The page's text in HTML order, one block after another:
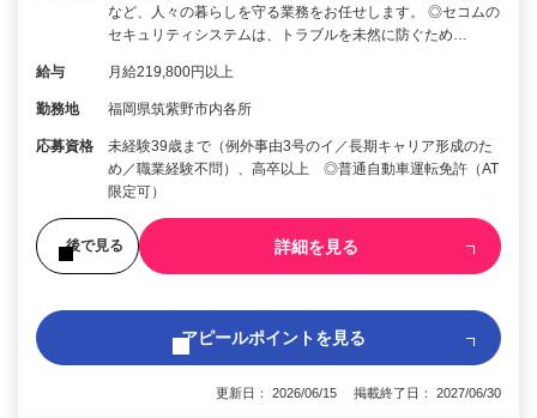
など、人々の暮らしを守る業務をお任せします。 ◎セコムの
セキュリティシステムは、トラブルを未然に防ぐため…
給与 月給219,800円以上
勤務地 福岡県筑紫野市内各所
応募資格
未経験39歳まで（例外事由3号のイ／長期キャリア形成のた
め／職業経験不問）、高卒以上 ◎普通自動車運転免許（AT
限定可）
後で見る 詳細を見る
アピールポイントを見る
更新日： 2026/06/15 掲載終了日： 2027/06/30